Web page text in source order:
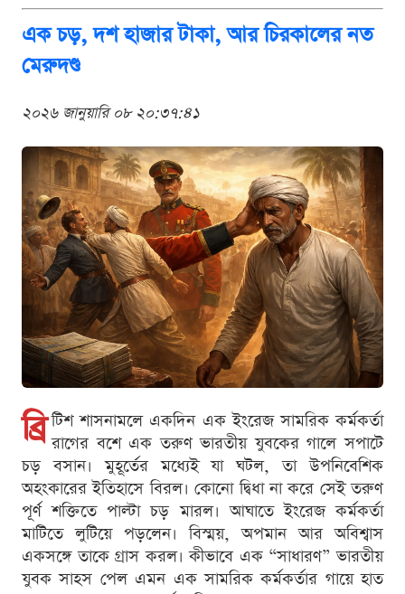
এক চড়, দশ হাজার টাকা, আর চিরকালের নত
মেরুদণ্ড
২০২৬ জানুয়ারি ০৮ ২০:৩৭:৪১
ব্রি টিশ শাসনামলে একদিন এক ইংরেজ সামরিক কর্মকর্তা
রাগের বশে এক তরুণ ভারতীয় যুবকের গালে সপাটে
চড় বসান। মুহূর্তের মধ্যেই যা ঘটল, তা উপনিবেশিক
অহংকারের ইতিহাসে বিরল। কোনো দ্বিধা না করে সেই তরুণ
পূর্ণ শক্তিতে পাল্টা চড় মারল। আঘাতে ইংরেজ কর্মকর্তা
মাটিতে লুটিয়ে পড়লেন। বিস্ময়, অপমান আর অবিশ্বাস
একসঙ্গে তাকে গ্রাস করল। কীভাবে এক “সাধারণ” ভারতীয়
যুবক সাহস পেল এমন এক সামরিক কর্মকর্তার গায়ে হাত